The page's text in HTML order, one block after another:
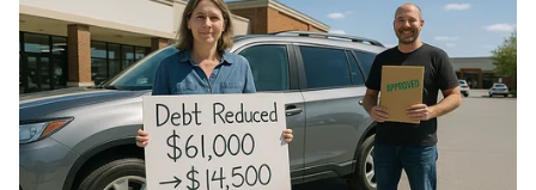
ಎಂದು ಎಚ್.ಆರ್.ಶ್ರೀನಾಥ ಹೇಳಿದರು. ಈ ವೇಳೆ
ಮುಖಂಡರಾದ ಗೌಳಿ ರಮೇಶ, ಮೂಸ್ಟೂರು ರಾಜಶೇಖರಪ್ಪ,
ಸುರೇಶ ಗೌರಪ್ಪ ಇದ್ದರು.